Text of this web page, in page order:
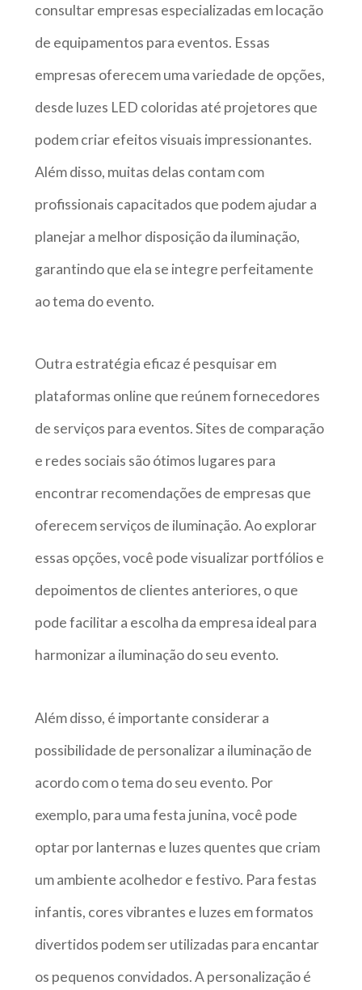
consultar empresas especializadas em locação
de equipamentos para eventos. Essas
empresas oferecem uma variedade de opções,
desde luzes LED coloridas até projetores que
podem criar efeitos visuais impressionantes.
Além disso, muitas delas contam com
profissionais capacitados que podem ajudar a
planejar a melhor disposição da iluminação,
garantindo que ela se integre perfeitamente
ao tema do evento.
Outra estratégia eficaz é pesquisar em
plataformas online que reúnem fornecedores
de serviços para eventos. Sites de comparação
e redes sociais são ótimos lugares para
encontrar recomendações de empresas que
oferecem serviços de iluminação. Ao explorar
essas opções, você pode visualizar portfólios e
depoimentos de clientes anteriores, o que
pode facilitar a escolha da empresa ideal para
harmonizar a iluminação do seu evento.
Além disso, é importante considerar a
possibilidade de personalizar a iluminação de
acordo com o tema do seu evento. Por
exemplo, para uma festa junina, você pode
optar por lanternas e luzes quentes que criam
um ambiente acolhedor e festivo. Para festas
infantis, cores vibrantes e luzes em formatos
divertidos podem ser utilizadas para encantar
os pequenos convidados. A personalização é